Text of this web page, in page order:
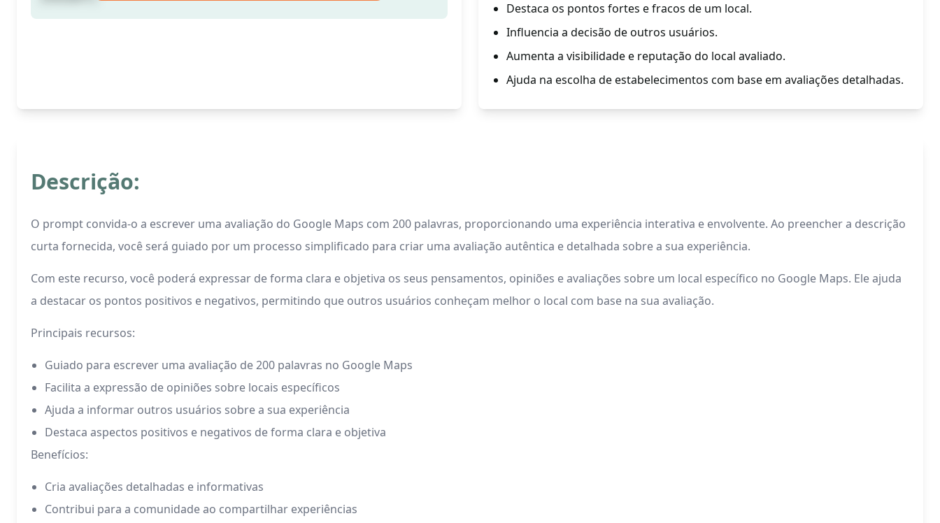
Destaca os pontos fortes e fracos de um local.
Influencia a decisão de outros usuários.
Aumenta a visibilidade e reputação do local avaliado.
Ajuda na escolha de estabelecimentos com base em avaliações detalhadas.
Descrição:
O prompt convida-o a escrever uma avaliação do Google Maps com 200 palavras, proporcionando uma experiência interativa e envolvente. Ao preencher a descrição
curta fornecida, você será guiado por um processo simplificado para criar uma avaliação autêntica e detalhada sobre a sua experiência.
Com este recurso, você poderá expressar de forma clara e objetiva os seus pensamentos, opiniões e avaliações sobre um local específico no Google Maps. Ele ajuda
a destacar os pontos positivos e negativos, permitindo que outros usuários conheçam melhor o local com base na sua avaliação.
Principais recursos:
Guiado para escrever uma avaliação de 200 palavras no Google Maps
Facilita a expressão de opiniões sobre locais específicos
Ajuda a informar outros usuários sobre a sua experiência
Destaca aspectos positivos e negativos de forma clara e objetiva
Benefícios:
Cria avaliações detalhadas e informativas
Contribui para a comunidade ao compartilhar experiências